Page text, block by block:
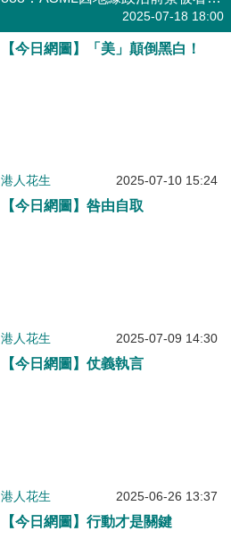
2025-07-18 18:00
【今日網圖】「美」顛倒黑白！
港人花生 2025-07-10 15:24
【今日網圖】咎由自取
港人花生 2025-07-09 14:30
【今日網圖】仗義執言
港人花生 2025-06-26 13:37
【今日網圖】行動才是關鍵